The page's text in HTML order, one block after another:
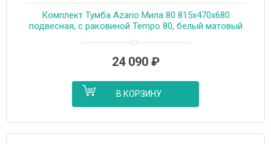
Комплект Тумба Azario Мила 80 815х470х680
подвесная, с раковиной Tempo 80, белый матовый
24 090 ₽
В КОРЗИНУ